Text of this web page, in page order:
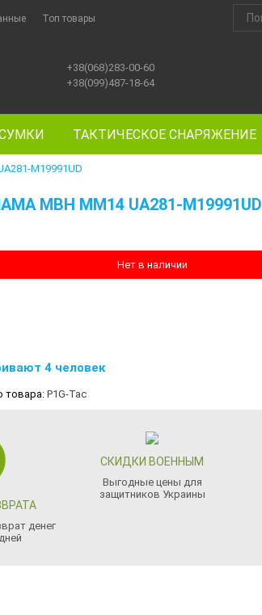
Топ товары
+38(068)283-00-60
+38(099)487-18-64
ТАКТИЧЕСКОЕ СНАРЯЖЕНИЕ
M19991UD
MBH MM14 UA281-M19991UD
Нет в наличии
4 человек
товара:P1G-Tac
денег
СКИДКИ ВОЕННЫМ
Выгодные цены для
защитников Украины